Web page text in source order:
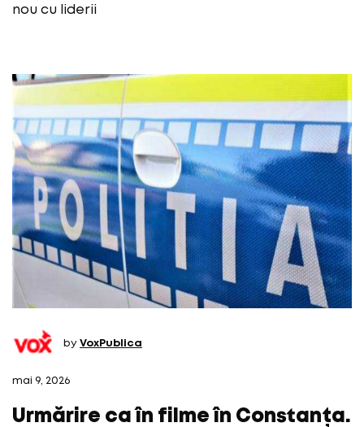
nou cu liderii
by VoxPublica
mai 9, 2026
Urmărire ca în filme în Constanța.